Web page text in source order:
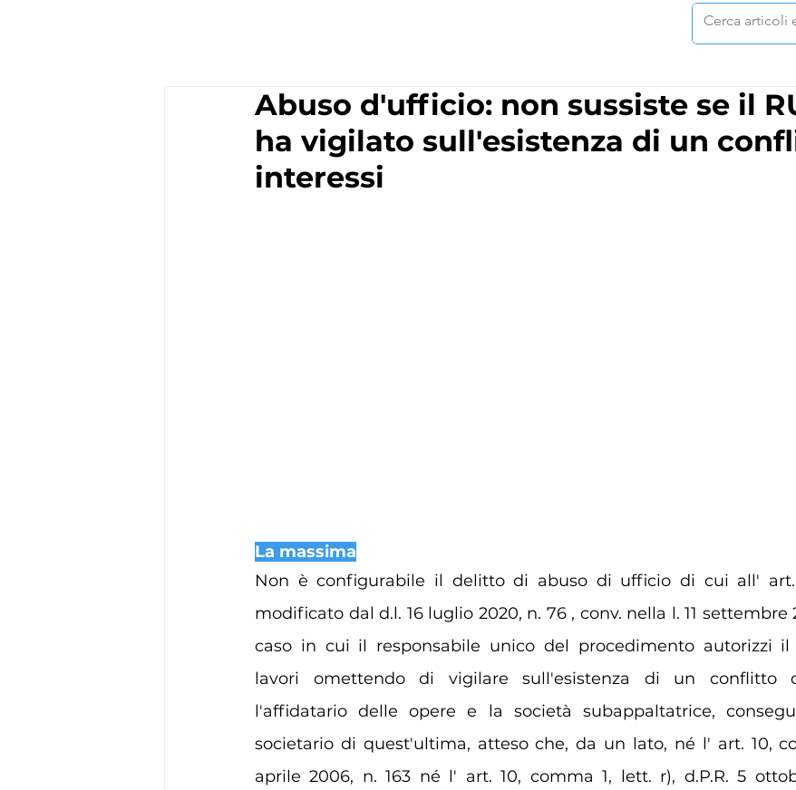
Abuso d'ufficio: non sussiste se il
ha vigilato sull'esistenza di un
interessi
La massima
Non è configurabile il delitto di abuso di ufficio di cui all' art.
modificato dal d.l. 16 luglio 2020, n. 76 , conv. nella l. 11 settembre
caso in cui il responsabile unico del procedimento autorizzi il
lavori omettendo di vigilare sull'esistenza di un conflitto
l'affidatario delle opere e la società subappaltatrice,
societario di quest'ultima, atteso che, da un lato, né l' art. 10,
aprile 2006, n. 163 né l' art. 10, comma 1, lett. r), d.P.R. 5